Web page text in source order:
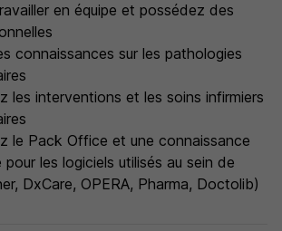
en équipe et possédez des
connaissances sur les pathologies
les interventions et les soins infirmiers
le Pack Office et une connaissance
les logiciels utilisés au sein de
DxCare, OPERA, Pharma, Doctolib)